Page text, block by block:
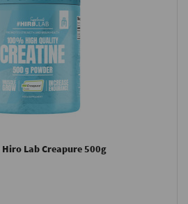
Lab Creapure 500g